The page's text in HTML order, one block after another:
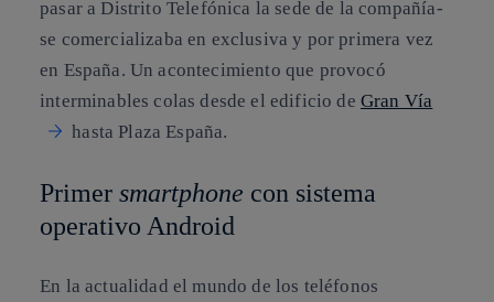
pasar a Distrito Telefónica la sede de la compañía-
se comercializaba en exclusiva y por primera vez
en España. Un acontecimiento que provocó
interminables colas desde el edificio de Gran Vía
hasta Plaza España.
Primer smartphone con sistema
operativo Android
En la actualidad el mundo de los teléfonos